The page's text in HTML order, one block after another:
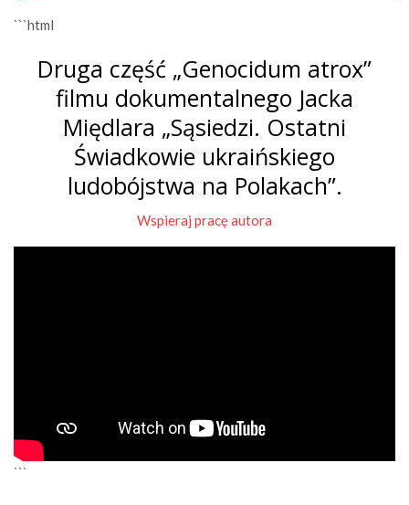
```html
Druga część „Genocidum atrox”
filmu dokumentalnego Jacka
Międlara „Sąsiedzi. Ostatni
Świadkowie ukraińskiego
ludobójstwa na Polakach”.
Wspieraj pracę autora
```